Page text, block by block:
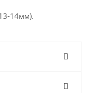
14мм).